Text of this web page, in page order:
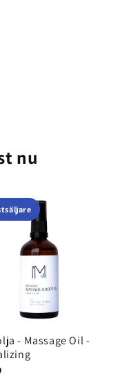
nu
- Massage Oil -